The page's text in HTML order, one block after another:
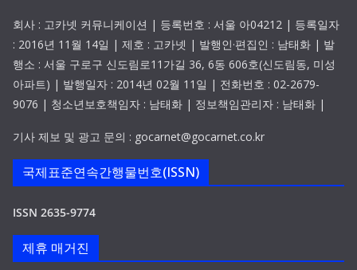
회사 : 고카넷 커뮤니케이션 | 등록번호 : 서울 아04212 | 등록일자
: 2016년 11월 14일 | 제호 : 고카넷 | 발행인·편집인 : 남태화 | 발
행소 : 서울 구로구 신도림로11가길 36, 6동 606호(신도림동, 미성
아파트) | 발행일자 : 2014년 02월 11일 | 전화번호 : 02-2679-
9076 | 청소년보호책임자 : 남태화 | 정보책임관리자 : 남태화 |
기사 제보 및 광고 문의 : gocarnet@gocarnet.co.kr
국제표준연속간행물번호(ISSN)
ISSN 2635-9774
제휴 매거진